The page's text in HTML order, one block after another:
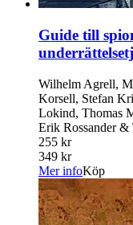
Guide till
Wilhelm Agrell,
Korsell, Stefan
Lokind, Thomas
Erik Rossander &
255 kr
349 kr
Mer infoKöp